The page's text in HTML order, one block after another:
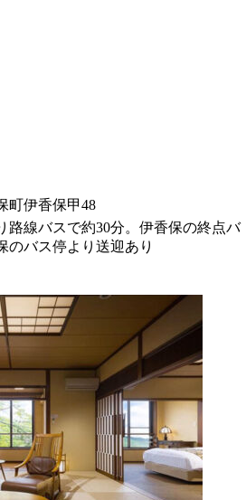
町伊香保甲48
路線バスで約30分。伊香保の終点バ
のバス停より送迎あり